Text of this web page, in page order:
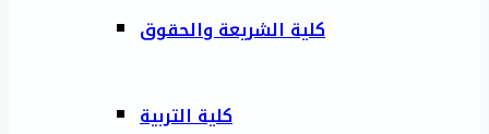
كلية الشريعة والحقوق
كلية التربية